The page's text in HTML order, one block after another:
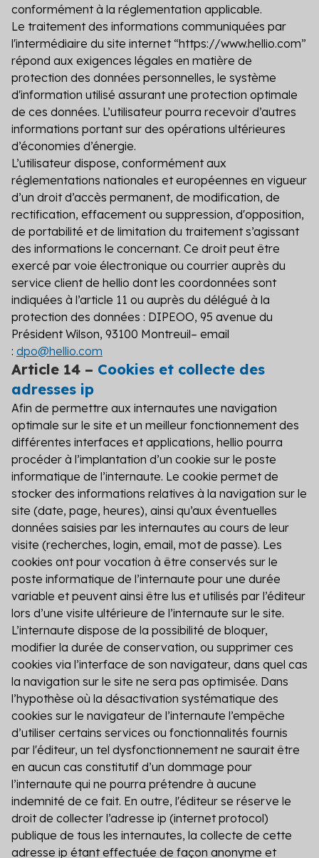
conformément à la réglementation applicable.
Le traitement des informations communiquées par
l'intermédiaire du site internet “https://www.hellio.com”
répond aux exigences légales en matière de
protection des données personnelles, le système
d'information utilisé assurant une protection optimale
de ces données. L’utilisateur pourra recevoir d’autres
informations portant sur des opérations ultérieures
d’économies d’énergie.
L’utilisateur dispose, conformément aux
réglementations nationales et européennes en vigueur
d’un droit d’accès permanent, de modification, de
rectification, effacement ou suppression, d'opposition,
de portabilité et de limitation du traitement s’agissant
des informations le concernant. Ce droit peut être
exercé par voie électronique ou courrier auprès du
service client de hellio dont les coordonnées sont
indiquées à l’article 11 ou auprès du délégué à la
protection des données : DIPEOO, 95 avenue du
Président Wilson, 93100 Montreuil– email
: dpo@hellio.com
Article 14 – Cookies et collecte des
adresses ip
Afin de permettre aux internautes une navigation
optimale sur le site et un meilleur fonctionnement des
différentes interfaces et applications, hellio pourra
procéder à l’implantation d’un cookie sur le poste
informatique de l’internaute. Le cookie permet de
stocker des informations relatives à la navigation sur le
site (date, page, heures), ainsi qu’aux éventuelles
données saisies par les internautes au cours de leur
visite (recherches, login, email, mot de passe). Les
cookies ont pour vocation à être conservés sur le
poste informatique de l’internaute pour une durée
variable et peuvent ainsi être lus et utilisés par l’éditeur
lors d’une visite ultérieure de l’internaute sur le site.
L’internaute dispose de la possibilité de bloquer,
modifier la durée de conservation, ou supprimer ces
cookies via l’interface de son navigateur, dans quel cas
la navigation sur le site ne sera pas optimisée. Dans
l’hypothèse où la désactivation systématique des
cookies sur le navigateur de l’internaute l’empêche
d’utiliser certains services ou fonctionnalités fournis
par l'éditeur, un tel dysfonctionnement ne saurait être
en aucun cas constitutif d’un dommage pour
l’internaute qui ne pourra prétendre à aucune
indemnité de ce fait. En outre, l'éditeur se réserve le
droit de collecter l’adresse ip (internet protocol)
publique de tous les internautes, la collecte de cette
adresse ip étant effectuée de façon anonyme et